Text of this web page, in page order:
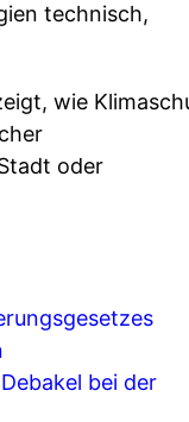
technisch,
wie
oder
bei der